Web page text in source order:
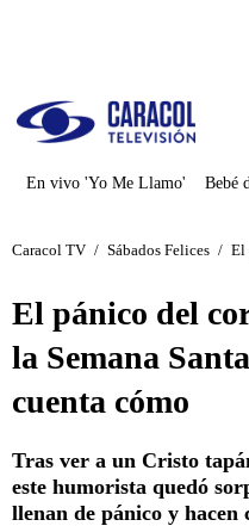
En vivo 'Yo Me Llamo' Bebé
Caracol TV / Sábados Felices / El
El pánico del
la Semana
cuenta cómo
Tras ver a un Cristo
este humorista quedó
llenan de pánico y hacen